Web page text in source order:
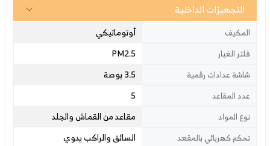
التجهيزات الداخلية
المكيف أوتوماتيكي
فلتر الغبار PM2.5
شاشة عدادات رقمية 3.5 بوصة
عدد المقاعد 5
نوع المواد مقاعد من القماش والجلد
تحكم كهربائي بالمقعد السائق والراكب يدوي